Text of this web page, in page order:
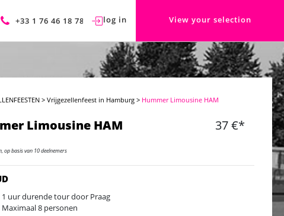
+33 1 76 46 18 78 log in View your selection
>Vrijgezellenfeest in Hamburg > Hummer Limousine HAM
Limousine HAM 37 €*
op basis van 10 deelnemers
1 uur durende tour door Praag
Maximaal 8 personen